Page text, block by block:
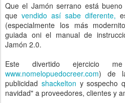
Que el Jamón serrano está
que vendido así sabe diferente,
(especialmente los más
guiada oni el manual de
Jamón 2.0.
Este divertido ejercicio
www.nomelopuedocreer.com) de
publicidad shackelton y sospecho
navidad" a proveedores, clientes y